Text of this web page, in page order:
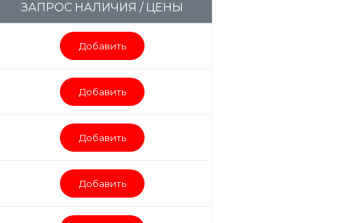
ЗАПРОС НАЛИЧИЯ / ЦЕНЫ
Добавить
Добавить
Добавить
Добавить